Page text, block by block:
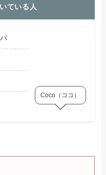
ている人
Coco（ココ）